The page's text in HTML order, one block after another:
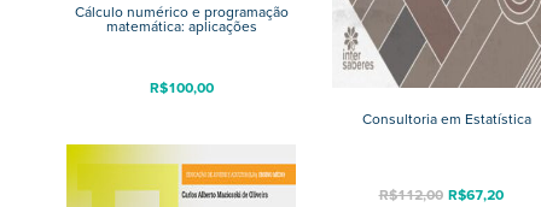
Cálculo numérico e programação
matemática: aplicações
R$100,00
Consultoria em Estatística
R$112,00 R$67,20